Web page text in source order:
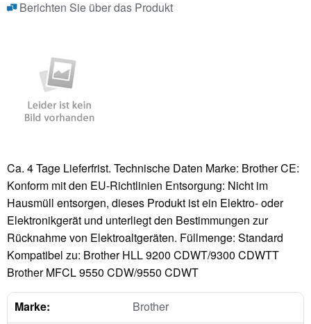
Berichten Sie über das Produkt
Ca. 4 Tage Lieferfrist. Technische Daten Marke: Brother CE:
Konform mit den EU-Richtlinien Entsorgung: Nicht im
Hausmüll entsorgen, dieses Produkt ist ein Elektro- oder
Elektronikgerät und unterliegt den Bestimmungen zur
Rücknahme von Elektroaltgeräten. Füllmenge: Standard
Kompatibel zu: Brother HLL 9200 CDWT/9300 CDWTT
Brother MFCL 9550 CDW/9550 CDWT
Marke:
Brother